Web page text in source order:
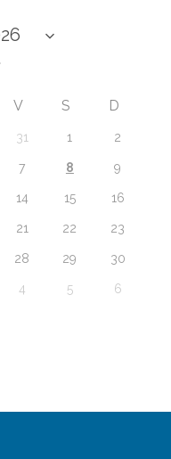
V S D
31 1 2
7 8 9
14 15 16
21 22 23
28 29 30
4 5 6